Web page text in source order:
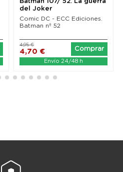
del Joker
Comic DC - ECC Ediciones.
Batman nº 52
4,70 €
4,95 €
Comprar
Envío 24/48 h